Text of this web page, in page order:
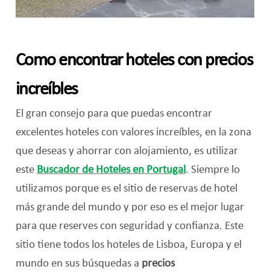
Como encontrar hoteles con precios
increíbles
El gran consejo para que puedas encontrar
excelentes hoteles con valores increíbles, en la zona
que deseas y ahorrar con alojamiento, es utilizar
este Buscador de Hoteles en Portugal. Siempre lo
utilizamos porque es el sitio de reservas de hotel
más grande del mundo y por eso es el mejor lugar
para que reserves con seguridad y confianza. Este
sitio tiene todos los hoteles de Lisboa, Europa y el
mundo en sus búsquedas a precios